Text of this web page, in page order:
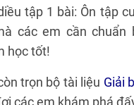
tập 1 bài: Ôn tập
các em cần chuẩn
học tốt!
trọn bộ tài liệu Giải
các em khám phá